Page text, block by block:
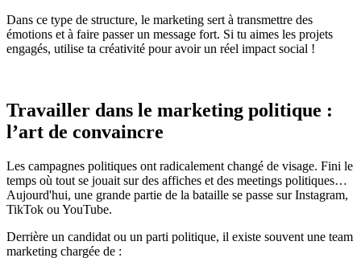
Dans ce type de structure, le marketing sert à transmettre des
émotions et à faire passer un message fort. Si tu aimes les projets
engagés, utilise ta créativité pour avoir un réel impact social !
Travailler dans le marketing politique :
l’art de convaincre
Les campagnes politiques ont radicalement changé de visage. Fini le
temps où tout se jouait sur des affiches et des meetings politiques…
Aujourd'hui, une grande partie de la bataille se passe sur Instagram,
TikTok ou YouTube.
Derrière un candidat ou un parti politique, il existe souvent une team
marketing chargée de :